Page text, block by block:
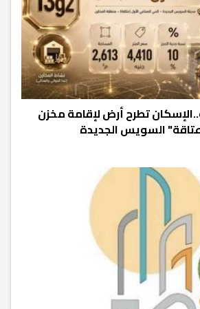
تطرح أرض لإقامة مخزن
السويس الجديدة